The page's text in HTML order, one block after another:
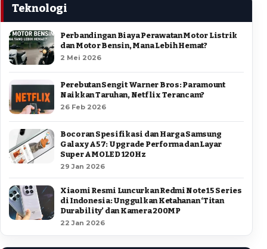
Teknologi
Perbandingan Biaya Perawatan Motor Listrik
dan Motor Bensin, Mana Lebih Hemat?
2 Mei 2026
Perebutan Sengit Warner Bros: Paramount
Naikkan Taruhan, Netflix Terancam?
26 Feb 2026
Bocoran Spesifikasi dan Harga Samsung
Galaxy A57: Upgrade Performa dan Layar
Super AMOLED 120Hz
29 Jan 2026
Xiaomi Resmi Luncurkan Redmi Note 15 Series
di Indonesia: Unggulkan Ketahanan ‘Titan
Durability’ dan Kamera 200MP
22 Jan 2026